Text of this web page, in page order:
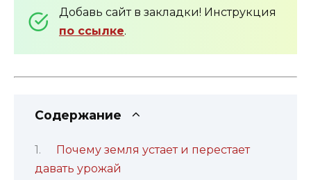
Добавь сайт в закладки! Инструкция
по ссылке.
Содержание
Почему земля устает и перестает
давать урожай